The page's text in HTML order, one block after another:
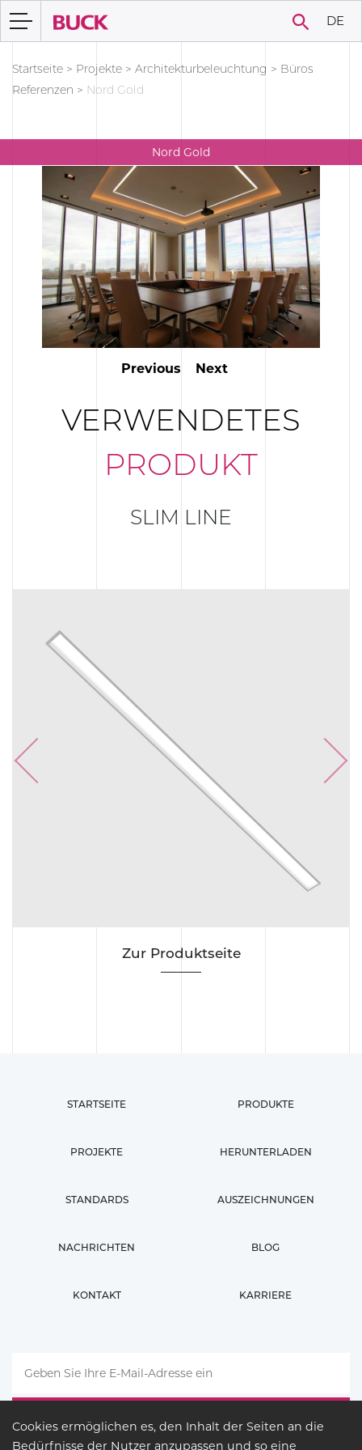
DE
Startseite > Projekte > Architekturbeleuchtung > Büros
Referenzen > Nord Gold
Nord Gold
Previous Next
VERWENDETES
PRODUKT
SLIM LINE
Zur Produktseite
Next
STARTSEITE PRODUKTE
PROJEKTE HERUNTERLADEN
STANDARDS AUSZEICHNUNGEN
NACHRICHTEN BLOG
KONTAKT KARRIERE
Cookies ermöglichen es, den Inhalt der Seiten an die
Bedürfnisse der Nutzer anzupassen und so eine